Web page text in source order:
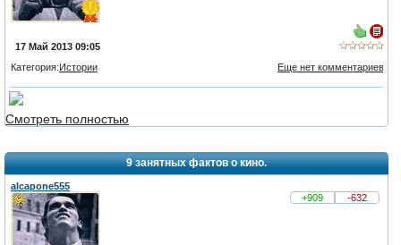
17 Май 2013 09:05
Еще нет комментариев
Категория:Истории
Смотреть полностью
9 занятных фактов о кино.
alcapone555
+909
-632